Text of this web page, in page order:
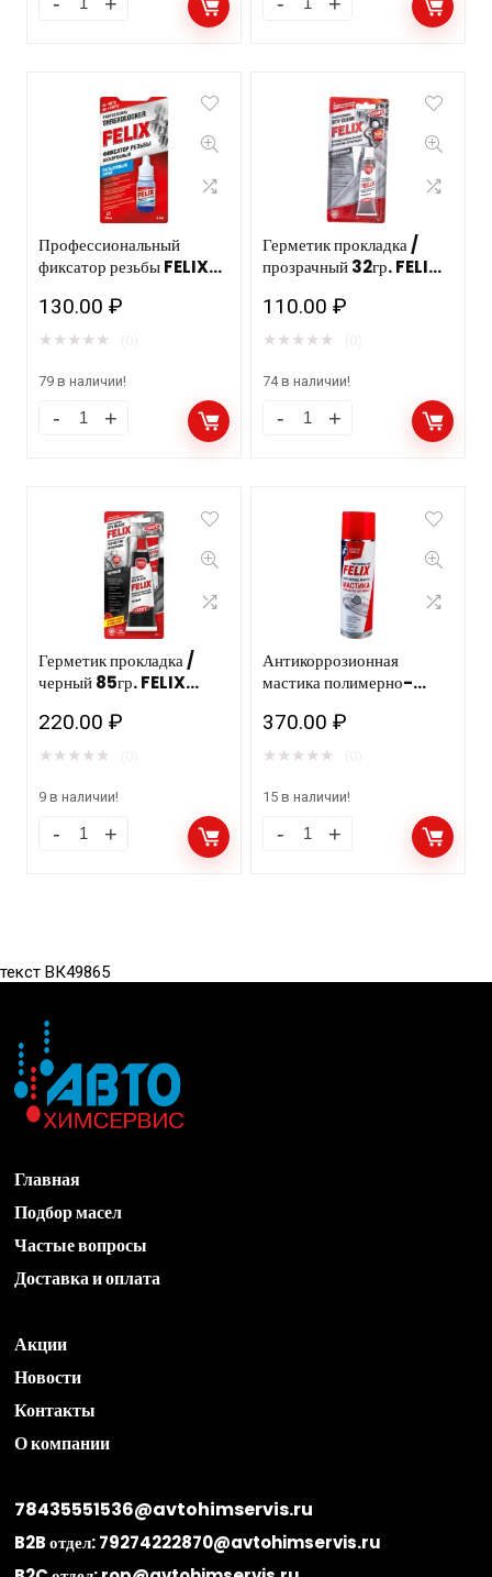
Профессиональный
фиксатор резьбы FELIX
разъемный синий) 18шт
130.00₽
★ ★ ★ ★ ★
79 в наличии!
Герметик прокладка /
прозрачный 32гр. FELIX
110.00₽
★ ★ ★ ★ ★
74 в наличии!
Герметик прокладка /
черный 85гр. FELIX
220.00₽
★ ★ ★ ★ ★
9 в наличии!
Антикоррозионная
мастика полимерно-
650мл. 12шт. FELIX
370.00₽
★ ★ ★ ★ ★
15 в наличии!
текст ВК49865
Главная
Подбор масел
Частые вопросы
Доставка и оплата
Акции
Новости
Контакты
О компании
78435551536@avtohimservis.ru
B2B отдел:79274222870@avtohimservis.ru